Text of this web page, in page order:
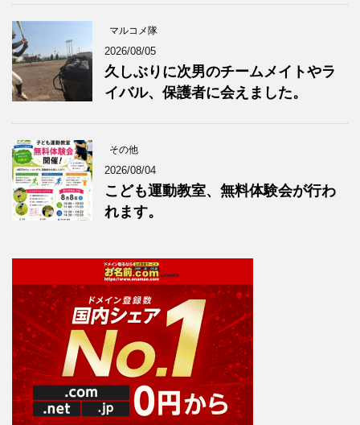
マルコメ隊
2026/08/05
久しぶりに次男のチームメイトやラ
イバル、保護者に会えました。
その他
2026/08/04
こども運動教室、無料体験会が行わ
れます。